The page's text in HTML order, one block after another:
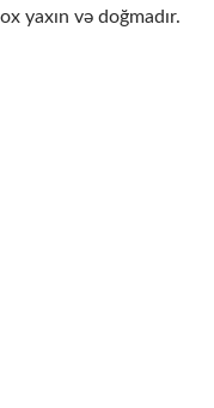
yaxın və doğmadır.